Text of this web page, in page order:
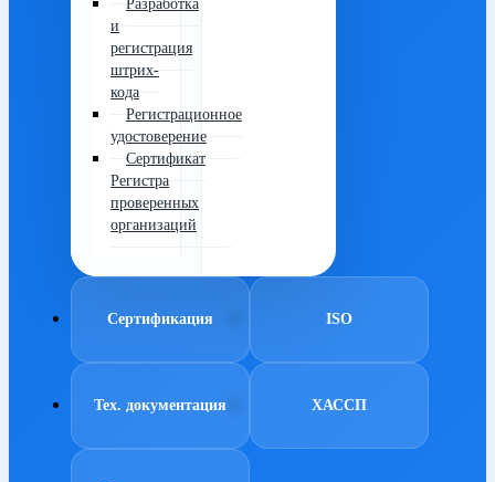
Разработка
и
регистрация
штрих-
кода
Регистрационное
удостоверение
Сертификат
Регистра
проверенных
организаций
Сертификация ISO
Тех. документация ХАССП